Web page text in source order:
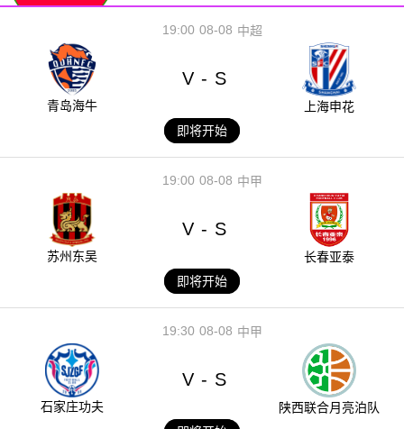
08-08
19:00 中超
青岛海牛
V - S
上海申花
即将开始
08-08
19:00 中甲
苏州东吴
V - S
长春亚泰
即将开始
08-08
19:30 中甲
石家庄功夫
V - S
陕西联合月亮泊队